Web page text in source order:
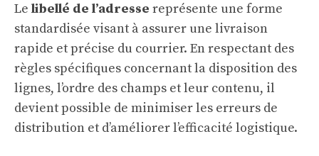
Le libellé de l’adresse représente une forme
standardisée visant à assurer une livraison
rapide et précise du courrier. En respectant des
règles spécifiques concernant la disposition des
lignes, l’ordre des champs et leur contenu, il
devient possible de minimiser les erreurs de
distribution et d’améliorer l’efficacité logistique.